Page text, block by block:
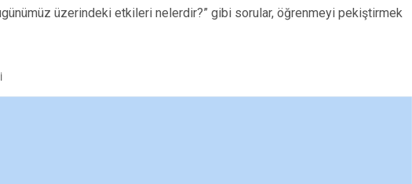
üzerindeki etkileri nelerdir?” gibi sorular, öğrenmeyi pekiştirmek